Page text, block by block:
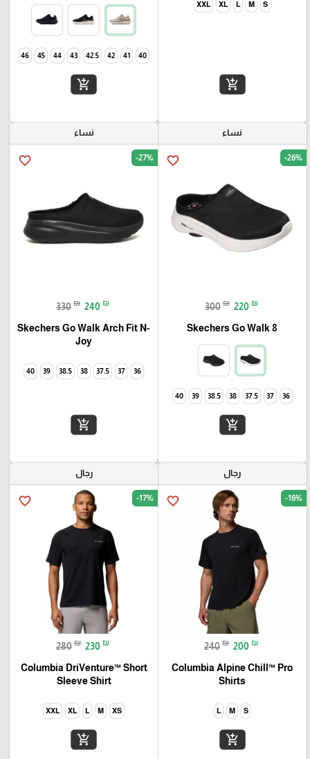
S
M
L
XL
XXL
add_shopping_cart
40
41
42
42.5
43
44
45
46
add_shopping_cart
نساء
favorite_border -26%
300 ₪ 220 ₪
Skechers Go Walk 8
36
37
37.5
38
38.5
39
40
add_shopping_cart
نساء
favorite_border -27%
330 ₪ 240 ₪
Skechers Go Walk Arch Fit N-
Joy
36
37
37.5
38
38.5
39
40
add_shopping_cart
رجال
favorite_border -16%
240 ₪ 200 ₪
Columbia Alpine Chill™ Pro
Shirts
S
M
L
add_shopping_cart
رجال
favorite_border -17%
280 ₪ 230 ₪
Columbia DriVenture™ Short
Sleeve Shirt
XS
M
L
XL
XXL
add_shopping_cart